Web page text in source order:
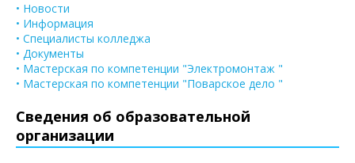
• Новости
• Информация
• Специалисты колледжа
• Документы
• Мастерская по компетенции "Электромонтаж "
• Мастерская по компетенции "Поварское дело "
Сведения об образовательной
организации